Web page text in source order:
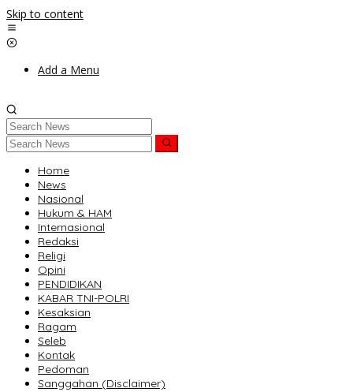
Skip to content
Add a Menu
Home
News
Nasional
Hukum & HAM
Internasional
Redaksi
Religi
Opini
PENDIDIKAN
KABAR TNI-POLRI
Kesaksian
Ragam
Seleb
Kontak
Pedoman
Sanggahan (Disclaimer)